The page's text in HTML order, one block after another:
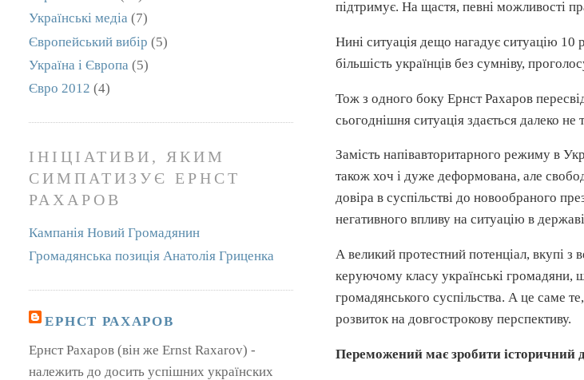
підтримує. На щастя, певні можливості
Нині ситуація дещо нагадує ситуацію 10
більшість українців без сумніву,
Тож з одного боку ЕрнстРахаров
сьогоднішня ситуація здається далеко
Замістьнапівавторитарного режиму в
також хоч і дуже деформована, але
довіра в суспільстві до новообраного
негативного впливу на ситуацію в
А великийпротестний потенціал, вкупі з
керуючому класу українські громадяни,
громадянського суспільства. А це саме
розвиток надовгострокову перспективу.
Переможений має зробити історичний
Українські медіа (7)
Європейський вибір (5)
Україна і Європа (5)
Євро 2012 (4)
ІНІЦІАТИВИ, ЯКИМ
СИМПАТИЗУЄ ЕРНСТ
РАХАРОВ
Кампанія Новий Громадянин
Громадянська позиція Анатолія Гриценка
ЕРНСТ РАХАРОВ
Ернст Рахаров (він же Ernst Raxarov) -
належить до досить успішних українских